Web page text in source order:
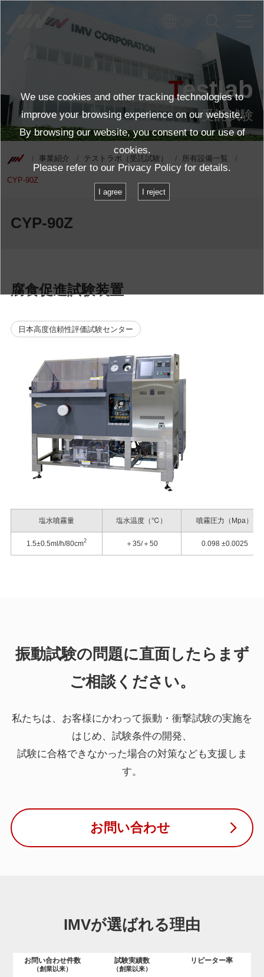
Testlab
受託試験
事業紹介 テストラボ（受託試験） 所有設備一覧
CYP-90Z
CYP-90Z
腐食促進試験装置
日本高度信頼性評価試験センター
塩水噴霧量 塩水温度（℃） 噴霧圧力（Mpa）
1.5±0.5ml/h/80cm2 ＋35/＋50 0.098 ±0.0025
振動試験の問題に直面したらまず
ご相談ください。
私たちは、お客様にかわって振動・衝撃試験の実施を
はじめ、試験条件の開発、
試験に合格できなかった場合の対策なども支援しま
す。
お問い合わせ
IMVが選ばれる理由
お問い合わせ件数
（創業以来）
試験実績数
（創業以来）
リピーター率
We use cookies and other tracking technologies to
improve your browsing experience on our website.
By browsing our website, you consent to our use of
cookies.
Please refer to our Privacy Policy for details.
I agree I reject